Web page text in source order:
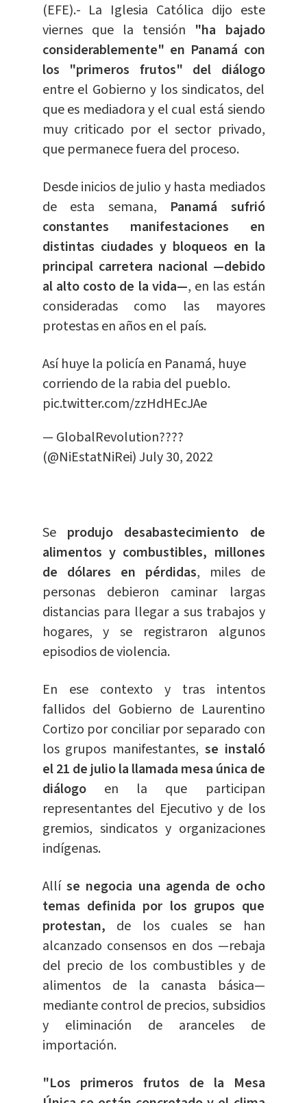
(EFE).- La Iglesia Católica dijo este
viernes que la tensión "ha bajado
considerablemente" en Panamá con
los "primeros frutos" del diálogo
entre el Gobierno y los sindicatos, del
que es mediadora y el cual está siendo
muy criticado por el sector privado,
que permanece fuera del proceso.
Desde inicios de julio y hasta mediados
de esta semana, Panamá sufrió
constantes manifestaciones en
distintas ciudades y bloqueos en la
principal carretera nacional —debido
al alto costo de la vida—, en las están
consideradas como las mayores
protestas en años en el país.
Así huye la policía en Panamá, huye
corriendo de la rabia del pueblo.
pic.twitter.com/zzHdHEcJAe
— GlobalRevolution????
(@NiEstatNiRei)July 30, 2022
Se produjo desabastecimiento de
alimentos y combustibles, millones
de dólares en pérdidas, miles de
personas debieron caminar largas
distancias para llegar a sus trabajos y
hogares, y se registraron algunos
episodios de violencia.
En ese contexto y tras intentos
fallidos del Gobierno de Laurentino
Cortizo por conciliar por separado con
los grupos manifestantes, se instaló
el 21 de julio la llamada mesa única de
diálogo en la que participan
representantes del Ejecutivo y de los
gremios, sindicatos y organizaciones
indígenas.
Allíse negocia una agenda de ocho
temas definida por los grupos que
protestan, de los cuales se han
alcanzado consensos en dos —rebaja
del precio de los combustibles y de
alimentos de la canasta básica—
mediante control de precios, subsidios
y eliminación de aranceles de
importación.
"Los primeros frutos de la Mesa